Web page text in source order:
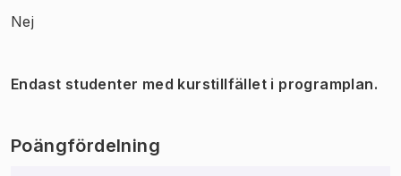
Nej
Endast studenter med kurstillfället i programplan.
Poängfördelning